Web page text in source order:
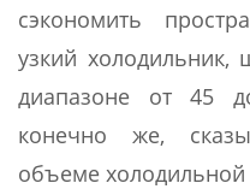
сэкономить
узкий холодильник,
диапазоне от 45
конечно же,
объеме